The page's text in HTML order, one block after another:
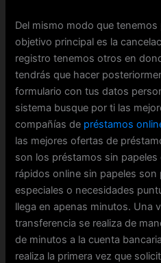
Del mismo modo que
objetivo principal es la
registro tenemos otros en
tendrás que hacer
formulario con tus datos
sistema busque por ti las
compañías de préstamos
las mejores ofertas de
son los préstamos sin
rápidos online sin papeles
especiales o necesidades
llega en apenas minutos. Una
transferencia se realiza de
de minutos a la cuenta
realiza la primera vez que